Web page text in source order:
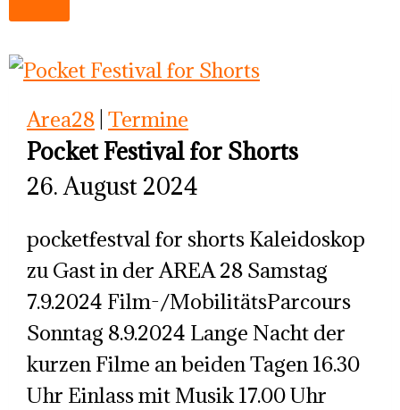
Area28 | Termine
Pocket Festival for Shorts
26. August 2024
pocketfestval for shorts Kaleidoskop
zu Gast in der AREA 28 Samstag
7.9.2024 Film-/MobilitätsParcours
Sonntag 8.9.2024 Lange Nacht der
kurzen Filme an beiden Tagen 16.30
Uhr Einlass mit Musik 17.00 Uhr